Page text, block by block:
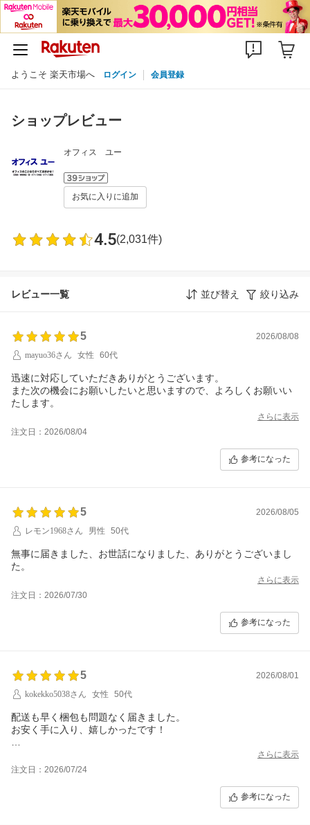
ようこそ 楽天市場へ ログイン 会員登録
ショップレビュー
オフィス ユー
お気に入りに追加
4.5(2,031件)
レビュー一覧 並び替え 絞り込み
5
2026/08/08
mayuo36さん
女性 60代
迅速に対応していただきありがとうございます。
また次の機会にお願いしたいと思いますので、よろしくお願いい
たします。
さらに表示
注文日：2026/08/04
参考になった
5
2026/08/05
レモン1968さん
男性 50代
無事に届きました、お世話になりました、ありがとうございまし
た。
さらに表示
注文日：2026/07/30
参考になった
5
2026/08/01
kokekko5038さん
女性 50代
配送も早く梱包も問題なく届きました。
お安く手に入り、嬉しかったです！
さらに表示
注文日：2026/07/24
参考になった